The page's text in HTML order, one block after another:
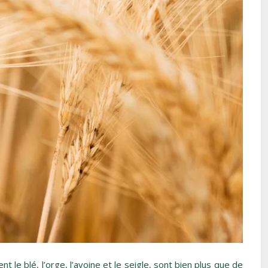
le blé, l’orge, l’avoine et le seigle, sont bien plus que de